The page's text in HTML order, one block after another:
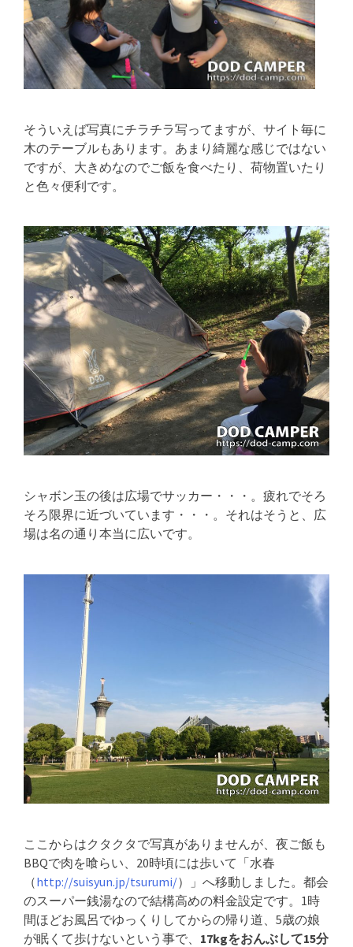
そういえば写真にチラチラ写ってますが、サイト毎に
木のテーブルもあります。あまり綺麗な感じではない
ですが、大きめなのでご飯を食べたり、荷物置いたり
と色々便利です。
シャボン玉の後は広場でサッカー・・・。疲れでそろ
そろ限界に近づいています・・・。それはそうと、広
場は名の通り本当に広いです。
ここからはクタクタで写真がありませんが、夜ご飯も
BBQで肉を喰らい、20時頃には歩いて「水春
（http://suisyun.jp/tsurumi/）」へ移動しました。都会
のスーパー銭湯なので結構高めの料金設定です。1時
間ほどお風呂でゆっくりしてからの帰り道、5歳の娘
が眠くて歩けないという事で、 17kgをおんぶして15分